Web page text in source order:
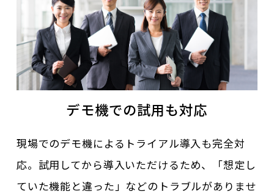
デモ機での試用も対応
現場でのデモ機によるトライアル導入も完全対
応。試用してから導入いただけるため、「想定し
ていた機能と違った」などのトラブルがありませ